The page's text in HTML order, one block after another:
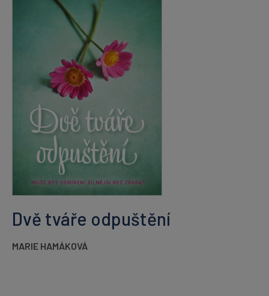
Dvě tváře odpuštění
MARIE HAMÁKOVÁ